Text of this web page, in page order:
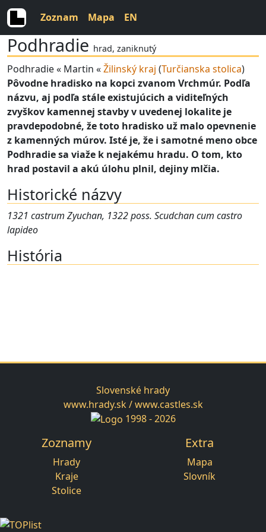
Zoznam Mapa EN
Podhradie hrad, zaniknutý
Podhradie « Martin «Žilinský kraj (Turčianska stolica)
Pôvodne hradisko na kopci zvanom Vrchmúr. Podľa
názvu, aj podľa stále existujúcich a viditeľných
zvyškov kamennej stavby v uvedenej lokalite je
pravdepodobné, že toto hradisko už malo opevnenie
z kamenných múrov. Isté je, že i samotné meno obce
Podhradie sa viaže k nejakému hradu. O tom, kto
hrad postavil a akú úlohu plnil, dejiny mlčia.
Historické názvy
1321 castrum Zyuchan, 1322 poss. Scudchan cum castro
lapideo
História
Slovenské hrady
www.hrady.sk / www.castles.sk
1998 - 2026
Zoznamy
Hrady
Kraje
Stolice
Extra
Mapa
Slovník